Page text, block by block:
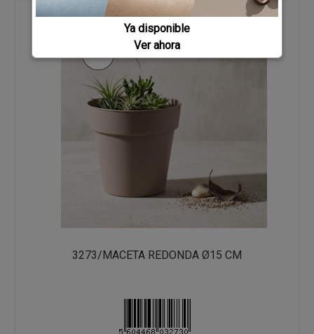
3273/MACETA REDONDA Ø15 CM
Ya disponible
Ver ahora